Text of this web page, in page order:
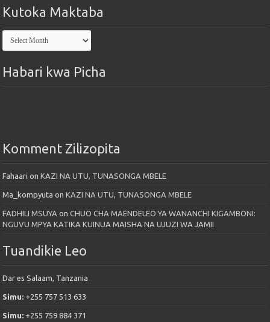
Kutoka Maktaba
Kutoka
Maktaba
Habari kwa Picha
Komment Zilizopita
Fahaari onKAZI NA UTU, TUNASONGA MBELE
Ma_kompyuta onKAZI NA UTU, TUNASONGA MBELE
FADHILI MSUYA onCHUO CHA MAENDELEO YA WANANCHI KIGAMBONI:
NGUVU MPYA KATIKA KUINUA MAISHA NA UJUZI WA JAMII
Tuandikie Leo
Dar es Salaam, Tanzania
Simu: +255 757 513 633
Simu: +255 759 884 371